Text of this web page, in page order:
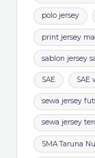
polo jersey
print jersey
sablon jersey
SAE SAE
sewa jersey
sewa jersey
SMA Taruna